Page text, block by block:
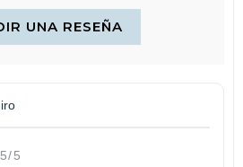
UNA RESEÑA
5/5